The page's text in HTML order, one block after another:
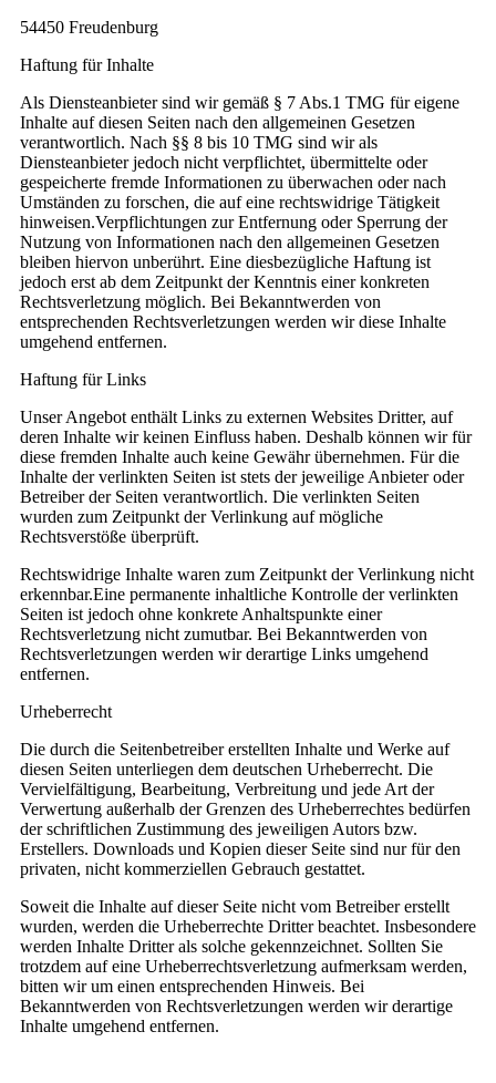
54450 Freudenburg
Haftung für Inhalte
Als Diensteanbieter sind wir gemäß § 7 Abs.1 TMG für eigene
Inhalte auf diesen Seiten nach den allgemeinen Gesetzen
verantwortlich. Nach §§ 8 bis 10 TMG sind wir als
Diensteanbieter jedoch nicht verpflichtet, übermittelte oder
gespeicherte fremde Informationen zu überwachen oder nach
Umständen zu forschen, die auf eine rechtswidrige Tätigkeit
hinweisen.Verpflichtungen zur Entfernung oder Sperrung der
Nutzung von Informationen nach den allgemeinen Gesetzen
bleiben hiervon unberührt. Eine diesbezügliche Haftung ist
jedoch erst ab dem Zeitpunkt der Kenntnis einer konkreten
Rechtsverletzung möglich. Bei Bekanntwerden von
entsprechenden Rechtsverletzungen werden wir diese Inhalte
umgehend entfernen.
Haftung für Links
Unser Angebot enthält Links zu externen Websites Dritter, auf
deren Inhalte wir keinen Einfluss haben. Deshalb können wir für
diese fremden Inhalte auch keine Gewähr übernehmen. Für die
Inhalte der verlinkten Seiten ist stets der jeweilige Anbieter oder
Betreiber der Seiten verantwortlich. Die verlinkten Seiten
wurden zum Zeitpunkt der Verlinkung auf mögliche
Rechtsverstöße überprüft.
Rechtswidrige Inhalte waren zum Zeitpunkt der Verlinkung nicht
erkennbar.Eine permanente inhaltliche Kontrolle der verlinkten
Seiten ist jedoch ohne konkrete Anhaltspunkte einer
Rechtsverletzung nicht zumutbar. Bei Bekanntwerden von
Rechtsverletzungen werden wir derartige Links umgehend
entfernen.
Urheberrecht
Die durch die Seitenbetreiber erstellten Inhalte und Werke auf
diesen Seiten unterliegen dem deutschen Urheberrecht. Die
Vervielfältigung, Bearbeitung, Verbreitung und jede Art der
Verwertung außerhalb der Grenzen des Urheberrechtes bedürfen
der schriftlichen Zustimmung des jeweiligen Autors bzw.
Erstellers. Downloads und Kopien dieser Seite sind nur für den
privaten, nicht kommerziellen Gebrauch gestattet.
Soweit die Inhalte auf dieser Seite nicht vom Betreiber erstellt
wurden, werden die Urheberrechte Dritter beachtet. Insbesondere
werden Inhalte Dritter als solche gekennzeichnet. Sollten Sie
trotzdem auf eine Urheberrechtsverletzung aufmerksam werden,
bitten wir um einen entsprechenden Hinweis. Bei
Bekanntwerden von Rechtsverletzungen werden wir derartige
Inhalte umgehend entfernen.